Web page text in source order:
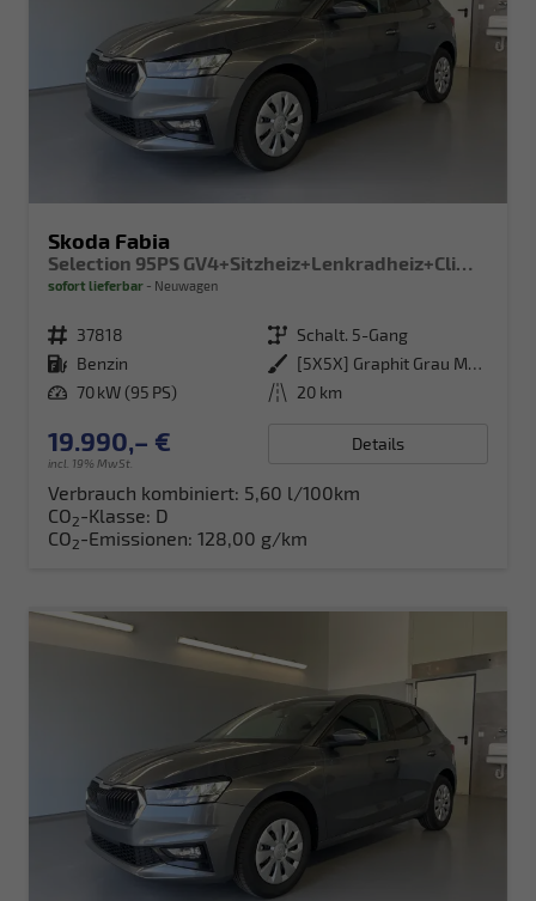
Skoda Fabia
Selection 95PS GV4+Sitzheiz+Lenkradheiz+Climatronic+Sunset+AppConnect+PDC
sofort lieferbar Neuwagen
Fahrzeugnr. 37818 Getriebe Schalt. 5-Gang
Kraftstoff Benzin Außenfarbe
[5X5X] Graphit Grau Metallic
Leistung 70 kW (95 PS) Kilometerstand 20 km
19.990,– €
incl. 19% MwSt.
Details
Verbrauch kombiniert: 5,60 l/100km
CO2-Klasse: D
CO2-Emissionen: 128,00 g/km